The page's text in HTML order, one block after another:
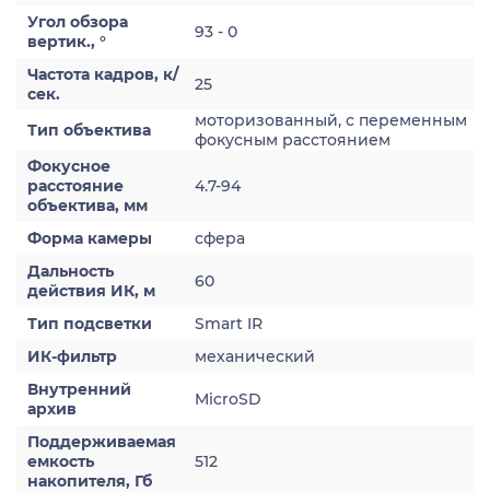
Угол обзора
вертик., °
93 - 0
Частота кадров, к/
сек.
25
Тип объектива
моторизованный, с переменным
фокусным расстоянием
Фокусное
расстояние
объектива, мм
4.7-94
Форма камеры
сфера
Дальность
действия ИК, м
60
Тип подсветки
Smart IR
ИК-фильтр
механический
Внутренний
архив
MicroSD
Поддерживаемая
емкость
накопителя, Гб
512